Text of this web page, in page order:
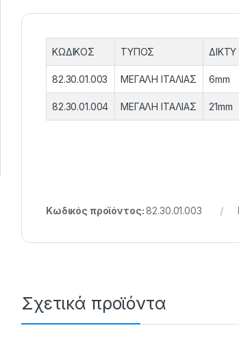
ΚΩΔΙΚΟΣ ΤΥΠΟΣ ΔΙΚΤΥ
82.30.01.003 ΜΕΓΑΛΗ ΙΤΑΛΙΑΣ 6mm
82.30.01.004 ΜΕΓΑΛΗ ΙΤΑΛΙΑΣ 21mm
Κωδικός προϊόντος:82.30.01.003
Σχετικά προϊόντα